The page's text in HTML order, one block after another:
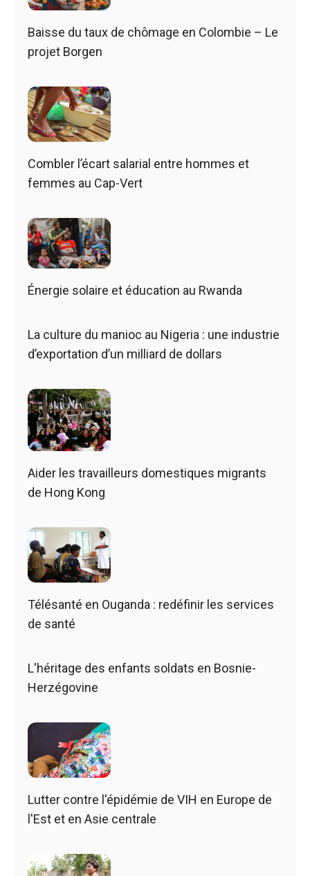
Baisse du taux de chômage en Colombie – Le
projet Borgen
Combler l’écart salarial entre hommes et
femmes au Cap-Vert
Énergie solaire et éducation au Rwanda
La culture du manioc au Nigeria : une industrie
d’exportation d’un milliard de dollars
Aider les travailleurs domestiques migrants
de Hong Kong
Télésanté en Ouganda : redéfinir les services
de santé
L'héritage des enfants soldats en Bosnie-
Herzégovine
Lutter contre l'épidémie de VIH en Europe de
l'Est et en Asie centrale